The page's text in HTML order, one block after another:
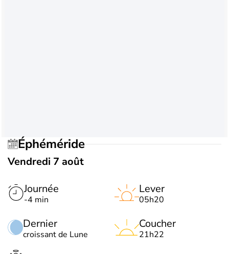
Éphéméride
Vendredi 7 août
Journée
-4 min
Dernier
croissant de Lune
Lever
05h20
Coucher
21h22